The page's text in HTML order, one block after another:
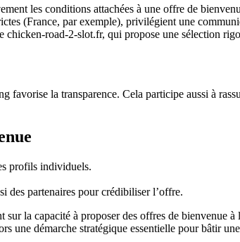
les conditions attachées à une offre de
(France, par exemple), privilégient une
road-2-slot.fr, qui propose une sélection
favorise la transparence. Cela participe aussi à
profils individuels.
des partenaires pour crédibiliser l’offre.
la capacité à proposer des offres de bienvenue
une démarche stratégique essentielle pour bâtir